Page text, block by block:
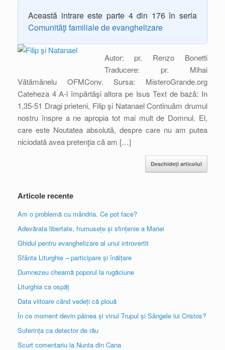
Această intrare este parte 4 din 176 în seria
Comunităţi familiale de evanghelizare
Autor: pr. Renzo Bonetti
Traducere: pr. Mihai
Vătămănelu OFMConv. Sursa: MisteroGrande.org
Cateheza 4 A-l împărtăşi altora pe Isus Text de bază: In
1,35-51 Dragi prieteni, Filip şi Natanael Continuăm drumul
nostru înspre a ne apropia tot mai mult de Domnul. El,
care este Noutatea absolută, despre care nu am putea
niciodată avea pretenţia că am […]
Deschideți articolul
Articole recente
Am o problemă cu mândria. Ce pot face?
Adevărata libertate, frumusețe și sfințenie a Mariei
Ghidul pentru evanghelizare al unui introvertit
Sfânta Liturghie – participare și înălțare
Dumnezeu cheamă poporul la rugăciune
Liturghia ca ospăț
Data viitoare când vedeți că plouă
În ce moment devin pâinea și vinul Trupul și Sângele lui Cristos?
Suferința ca detector de rău
Scurt comentariu la Nunta din Cana